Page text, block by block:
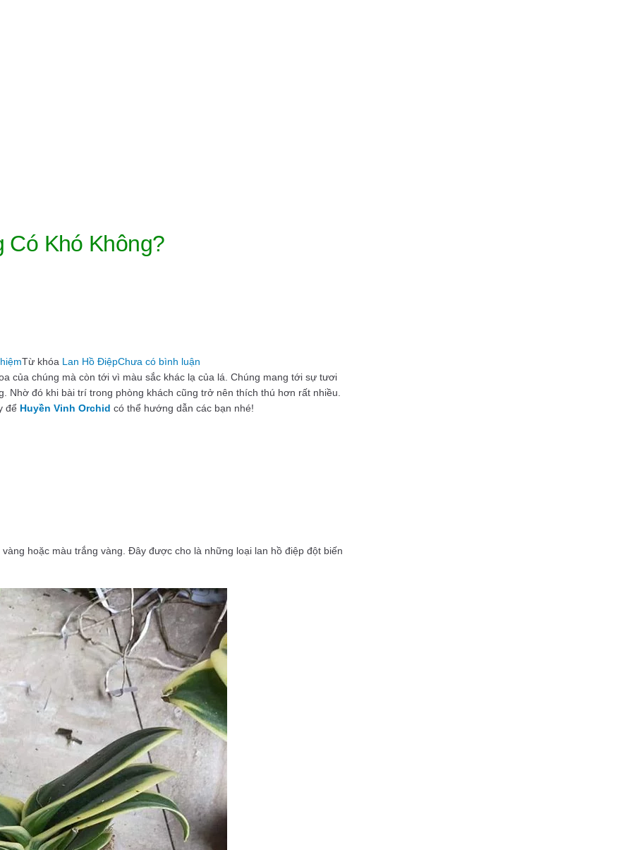
Có Khó Không?
Từ khóa Lan Hồ ĐiệpChưa có bình luận
Lan
Hồ
Điệp
của chúng mà còn tới vì màu sắc khác lạ của lá. Chúng mang tới sự tươi
Nhờ đó khi bài trí trong phòng khách cũng trở nên thích thú hơn rất nhiều.
để Huyền Vinh Orchid có thể hướng dẫn các bạn nhé!
hoặc màu trắng vàng. Đây được cho là những loại lan hồ điệp đột biến